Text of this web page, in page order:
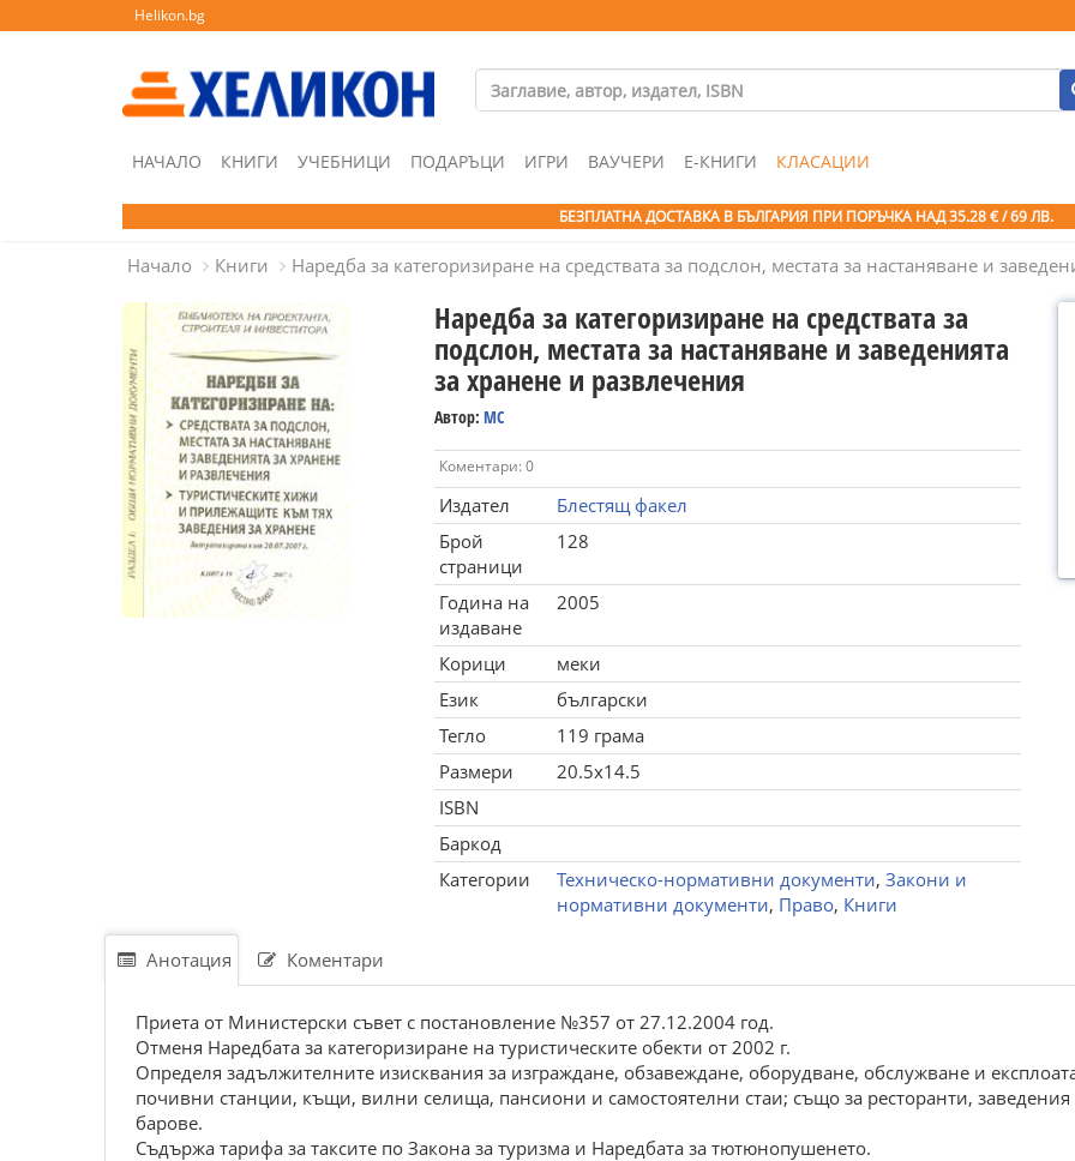
Helikon.bg
НАЧАЛО КНИГИ УЧЕБНИЦИ ПОДАРЪЦИ ИГРИ ВАУЧЕРИ Е-КНИГИ КЛАСАЦИИ
БЕЗПЛАТНА ДОСТАВКА В БЪЛГАРИЯ ПРИ ПОРЪЧКА НАД 35.28 € / 69 ЛВ.
Начало Книги Наредба за категоризиране на средствата за подслон, местата за настаняване и
Наредба за категоризиране на средствата за
подслон, местата за настаняване и заведенията
за хранене и развлечения
Автор: МС
Коментари: 0
Издател
Блестящ факел
Брой
страници
128
Година на
издаване
2005
Корици
меки
Език
български
Тегло
119 грама
Размери
20.5x14.5
ISBN
Баркод
Категории
Техническо-нормативни документи, Закони и
нормативни документи, Право, Книги
Анотация Коментари
Приета от Министерски съвет с постановление №357 от 27.12.2004 год.
Отменя Наредбата за категоризиране на туристическите обекти от 2002 г.
Определя задължителните изисквания за изграждане, обзавеждане, оборудване, обслужване и
почивни станции, къщи, вилни селища, пансиони и самостоятелни стаи; също за ресторанти,
барове.
Съдържа тарифа за таксите по Закона за туризма и Наредбата за тютюнопушенето.